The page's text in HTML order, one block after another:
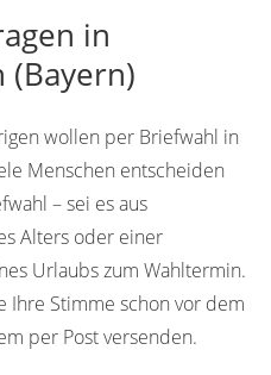
in
(Bayern)
wollen per Briefwahl in
Menschen entscheiden
– sei es aus
Alters oder einer
Urlaubs zum Wahltermin.
Ihre Stimme schon vor dem
per Post versenden.